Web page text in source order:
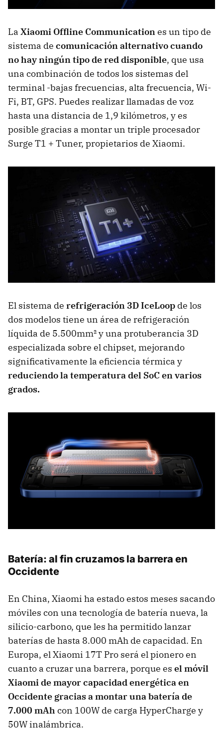
La Xiaomi Offline Communication es un tipo de
sistema de comunicación alternativo cuando
no hay ningún tipo de red disponible, que usa
una combinación de todos los sistemas del
terminal -bajas frecuencias, alta frecuencia, Wi-
Fi, BT, GPS. Puedes realizar llamadas de voz
hasta una distancia de 1,9 kilómetros, y es
posible gracias a montar un triple procesador
Surge T1 + Tuner, propietarios de Xiaomi.
El sistema de refrigeración 3D IceLoop de los
dos modelos tiene un área de refrigeración
líquida de 5.500mm² y una protuberancia 3D
especializada sobre el chipset, mejorando
significativamente la eficiencia térmica y
reduciendo la temperatura del SoC en varios
grados.
Batería: al fin cruzamos la barrera en
Occidente
En China, Xiaomi ha estado estos meses sacando
móviles con una tecnología de batería nueva, la
silicio-carbono, que les ha permitido lanzar
baterías de hasta 8.000 mAh de capacidad. En
Europa, el Xiaomi 17T Pro será el pionero en
cuanto a cruzar una barrera, porque es el móvil
Xiaomi de mayor capacidad energética en
Occidente gracias a montar una batería de
7.000 mAh con 100W de carga HyperCharge y
50W inalámbrica.